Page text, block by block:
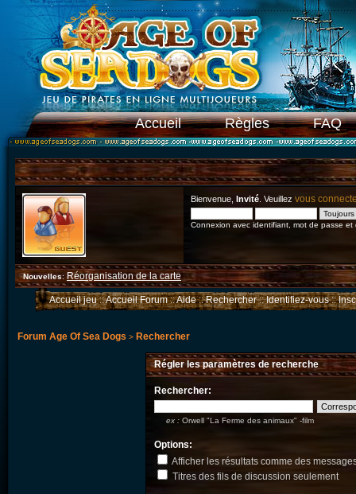
Accueil Règles FAQ
Bienvenue, Invité . Veuillez vous
Connexion avec identifiant, mot de passe et
Nouvelles: Réorganisation de la carte
Accueil jeu::Accueil Forum::Aide::Rechercher::Identifiez-vous::
Forum Age Of Sea Dogs > Rechercher
Régler les paramètres de recherche
Rechercher:
ex : Orwell "La Ferme des animaux" -film
Options:
Afficher les résultats comme des
Titres des fils de discussion seulement